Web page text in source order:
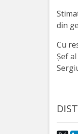
Rapoarte
activitate
publice
din
Cu
Șef